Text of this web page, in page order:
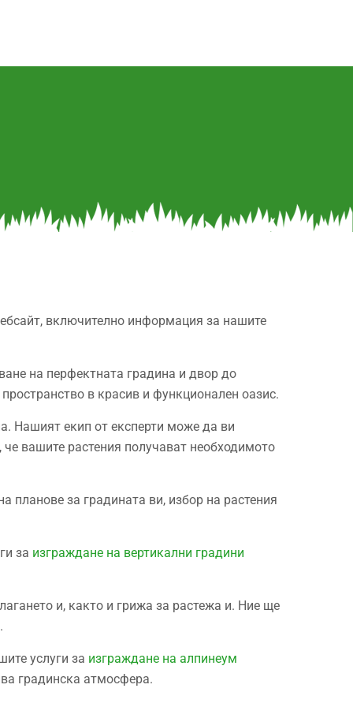
включително информация за нашите
на перфектната градина и двор до
в красив и функционален оазис.
Нашият екип от експерти може да ви
вашите растения получават необходимото
планове за градината ви, избор на растения
за изграждане на вертикални градини
и, както и грижа за растежа и. Ние ще
услуги за изграждане на алпинеум
градинска атмосфера.